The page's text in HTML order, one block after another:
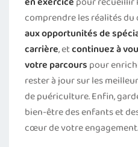
comprendre les réalités
aux opportunités de
carrière, etcontinuez à
votre parcours pour
rester à jour sur les
de puériculture. Enfin,
bien-être des enfants et
cœur de votre engagement.